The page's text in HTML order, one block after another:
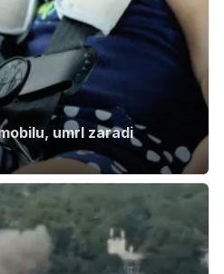
umrl zaradi